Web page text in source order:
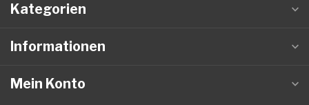
Kategorien
Informationen
Mein Konto